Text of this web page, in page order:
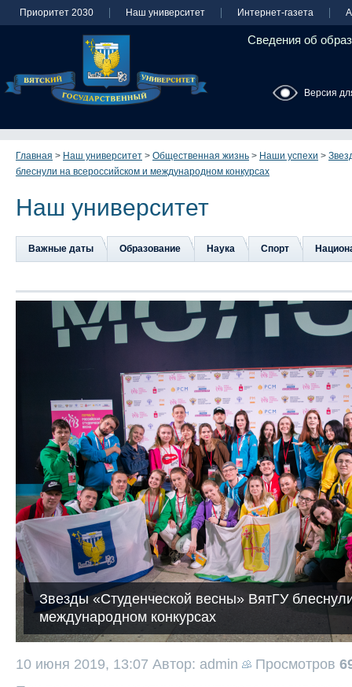
Приоритет 2030 Наш университет Интернет-газета
Сведения об
Версия
Главная > Наш университет > Общественная жизнь > Наши успехи >
блеснули на всероссийском и международном конкурсах
Наш университет
Важные даты Образование Наука Спорт
Звезды «Студенческой весны» ВятГУ
международном конкурсах
10 июня 2019, 13:07 Автор: admin Просмотров